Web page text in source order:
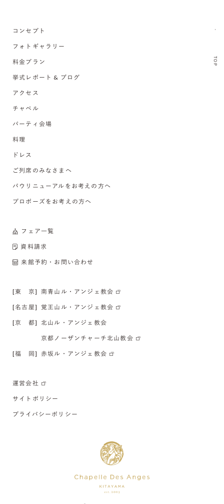
TOP
コンセプト
フォトギャラリー
料金プラン
挙式レポート & ブログ
アクセス
チャペル
パーティ会場
料理
ドレス
ご列席のみなさまへ
バウリニューアルをお考えの方へ
プロポーズをお考えの方へ
フェア一覧
資料請求
来館予約・お問い合わせ
[東 京] 南青山ル・アンジェ教会
[名古屋] 覚王山ル・アンジェ教会
[京 都] 北山ル・アンジェ教会
京都ノーザンチャーチ北山教会
[福 岡] 赤坂ル・アンジェ教会
運営会社
サイトポリシー
プライバシーポリシー